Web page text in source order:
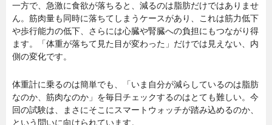
一方で、急激に食欲が落ちると、減るのは脂肪だけではありませ
ん。筋肉量も同時に落ちてしまうケースがあり、これは筋力低下
や歩行能力の低下、さらには心臓や腎臓への負担にもつながり得
ます。「体重が落ちて見た目が変わった」だけでは見えない、内
側の変化です。
体重計に乗るのは簡単でも、「いま自分が減らしているのは脂肪
なのか、筋肉なのか」を毎日チェックするのはとても難しい。今
回の試験は、まさにそこにスマートウォッチが踏み込めるのか、
という問いに向けられています。